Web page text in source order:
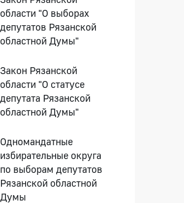
области "О выборах
депутатов Рязанской
областной Думы"
Закон Рязанской
области "О статусе
депутата Рязанской
областной Думы"
Одномандатные
избирательные округа
по выборам депутатов
Рязанской областной
Думы